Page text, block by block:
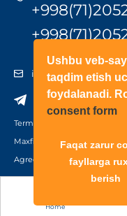
Ushbu veb-
taqdim etish
foydalanadi.
consent form
Faqat zarur
fayllarga
berish
Home
info@doorhan.uz
Terms of use
Maxfiylik siyosati
Agreement on the